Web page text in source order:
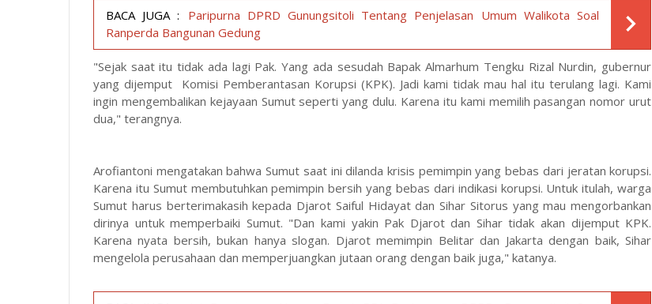
BACA JUGA :
Paripurna DPRD Gunungsitoli Tentang Penjelasan Umum Walikota Soal
Ranperda Bangunan Gedung
"Sejak saat itu tidak ada lagi Pak. Yang ada sesudah Bapak Almarhum Tengku Rizal Nurdin, gubernur
yang dijemput Komisi Pemberantasan Korupsi (KPK). Jadi kami tidak mau hal itu terulang lagi. Kami
ingin mengembalikan kejayaan Sumut seperti yang dulu. Karena itu kami memilih pasangan nomor urut
dua," terangnya.
Arofiantoni mengatakan bahwa Sumut saat ini dilanda krisis pemimpin yang bebas dari jeratan korupsi.
Karena itu Sumut membutuhkan pemimpin bersih yang bebas dari indikasi korupsi. Untuk itulah, warga
Sumut harus berterimakasih kepada Djarot Saiful Hidayat dan Sihar Sitorus yang mau mengorbankan
dirinya untuk memperbaiki Sumut. "Dan kami yakin Pak Djarot dan Sihar tidak akan dijemput KPK.
Karena nyata bersih, bukan hanya slogan. Djarot memimpin Belitar dan Jakarta dengan baik, Sihar
mengelola perusahaan dan memperjuangkan jutaan orang dengan baik juga," katanya.